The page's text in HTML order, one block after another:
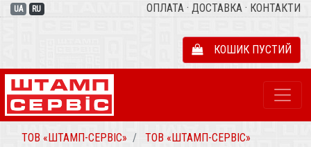
UA RU ОПЛАТА · ДОСТАВКА · КОНТАКТИ
КОШИК ПУСТИЙ
ТОВ «ШТАМП-СЕРВІС»
ТОВ «ШТАМП-СЕРВІС»